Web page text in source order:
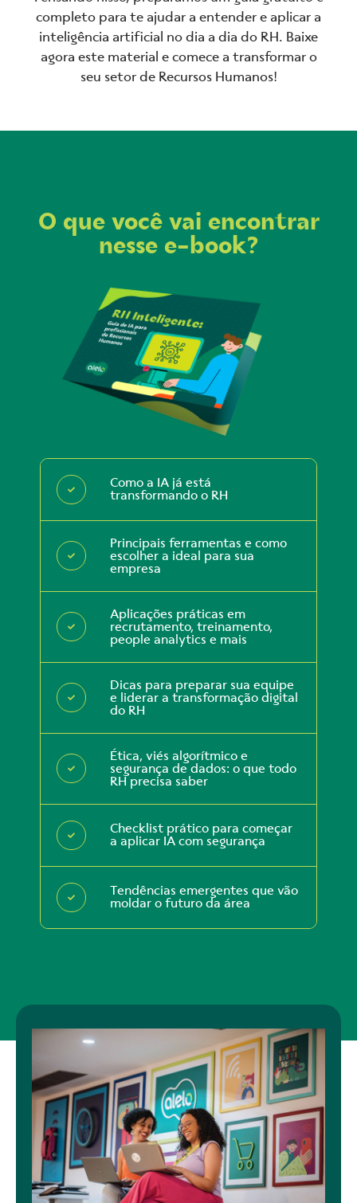
completo para te ajudar a entender e aplicar a
inteligência artificial no dia a dia do RH. Baixe
agora este material e comece a transformar o
seu setor de Recursos Humanos!
O que você vai encontrar
nesse e-book?
Como a IA já está
transformando o RH
Principais ferramentas e como
escolher a ideal para sua
empresa
Aplicações práticas em
recrutamento, treinamento,
people analytics e mais
Dicas para preparar sua equipe
e liderar a transformação digital
do RH
Ética, viés algorítmico e
segurança de dados: o que todo
RH precisa saber
Checklist prático para começar
a aplicar IA com segurança
Tendências emergentes que vão
moldar o futuro da área